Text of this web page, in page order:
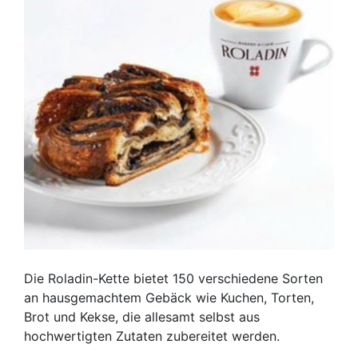
Die Roladin-Kette bietet 150 verschiedene Sorten
an hausgemachtem Gebäck wie Kuchen, Torten,
Brot und Kekse, die allesamt selbst aus
hochwertigten Zutaten zubereitet werden.